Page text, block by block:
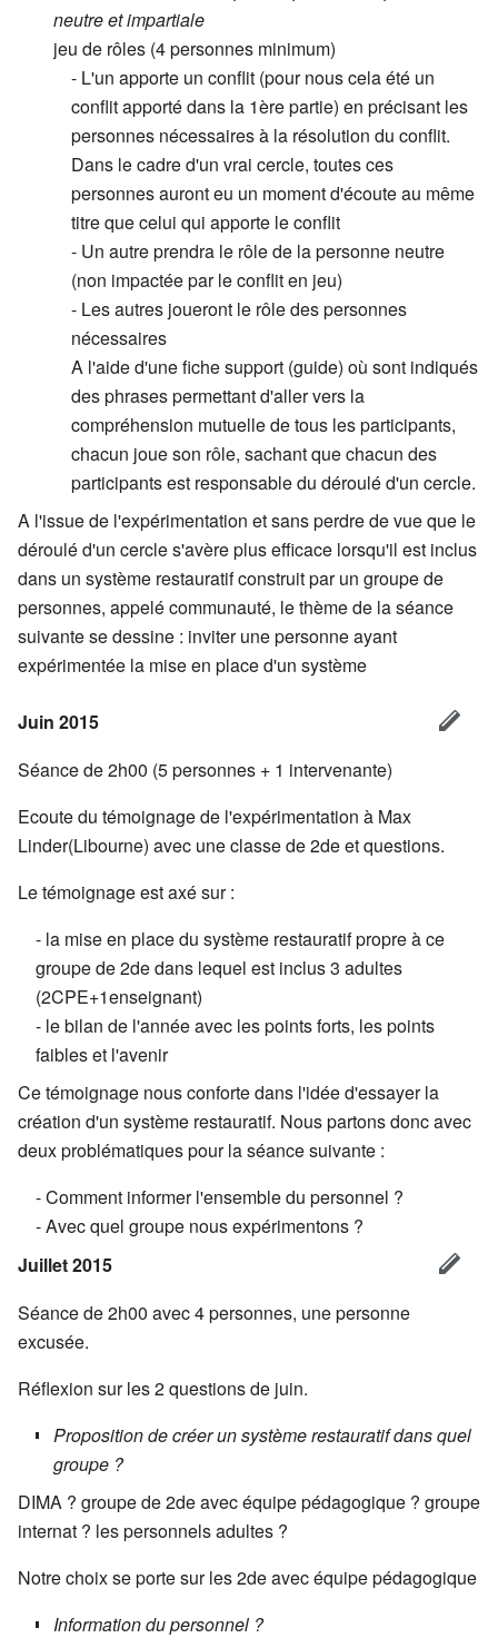
neutre et impartiale
jeu de rôles (4 personnes minimum)
- L'un apporte un conflit (pour nous cela été un
conflit apporté dans la 1ère partie) en précisant les
personnes nécessaires à la résolution du conflit.
Dans le cadre d'un vrai cercle, toutes ces
personnes auront eu un moment d'écoute au même
titre que celui qui apporte le conflit
- Un autre prendra le rôle de la personne neutre
(non impactée par le conflit en jeu)
- Les autres joueront le rôle des personnes
nécessaires
A l'aide d'une fiche support (guide) où sont indiqués
des phrases permettant d'aller vers la
compréhension mutuelle de tous les participants,
chacun joue son rôle, sachant que chacun des
participants est responsable du déroulé d'un cercle.
A l'issue de l'expérimentation et sans perdre de vue que le
déroulé d'un cercle s'avère plus efficace lorsqu'il est inclus
dans un système restauratif construit par un groupe de
personnes, appelé communauté, le thème de la séance
suivante se dessine : inviter une personne ayant
expérimentée la mise en place d'un système
Juin 2015
Séance de 2h00 (5 personnes + 1 intervenante)
Ecoute du témoignage de l'expérimentation à Max
Linder(Libourne) avec une classe de 2de et questions.
Le témoignage est axé sur :
- la mise en place du système restauratif propre à ce
groupe de 2de dans lequel est inclus 3 adultes
(2CPE+1enseignant)
- le bilan de l'année avec les points forts, les points
faibles et l'avenir
Ce témoignage nous conforte dans l'idée d'essayer la
création d'un système restauratif. Nous partons donc avec
deux problématiques pour la séance suivante :
- Comment informer l'ensemble du personnel ?
- Avec quel groupe nous expérimentons ?
Juillet 2015
Séance de 2h00 avec 4 personnes, une personne
excusée.
Réflexion sur les 2 questions de juin.
Proposition de créer un système restauratif dans quel
groupe ?
DIMA ? groupe de 2de avec équipe pédagogique ? groupe
internat ? les personnels adultes ?
Notre choix se porte sur les 2de avec équipe pédagogique
Information du personnel ?